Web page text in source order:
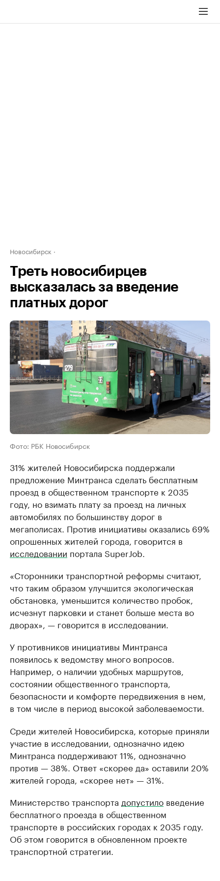
Новосибирск
Треть новосибирцев
высказалась за введение
платных дорог
Фото: РБК Новосибирск
31% жителей Новосибирска поддержали
предложение Минтранса сделать бесплатным
проезд в общественном транспорте к 2035
году, но взимать плату за проезд на личных
автомобилях по большинству дорог в
мегаполисах. Против инициативы оказались 69%
опрошенных жителей города, говорится в
исследовании портала SuperJob.
«Сторонники транспортной реформы считают,
что таким образом улучшится экологическая
обстановка, уменьшится количество пробок,
исчезнут парковки и станет больше места во
дворах», — говорится в исследовании.
У противников инициативы Минтранса
появилось к ведомству много вопросов.
Например, о наличии удобных маршрутов,
состоянии общественного транспорта,
безопасности и комфорте передвижения в нем,
в том числе в период высокой заболеваемости.
Среди жителей Новосибирска, которые приняли
участие в исследовании, однозначно идею
Минтранса поддерживают 11%, однозначно
против — 38%. Ответ «скорее да» оставили 20%
жителей города, «скорее нет» — 31%.
Министерство транспорта допустило введение
бесплатного проезда в общественном
транспорте в российских городах к 2035 году.
Об этом говорится в обновленном проекте
транспортной стратегии.